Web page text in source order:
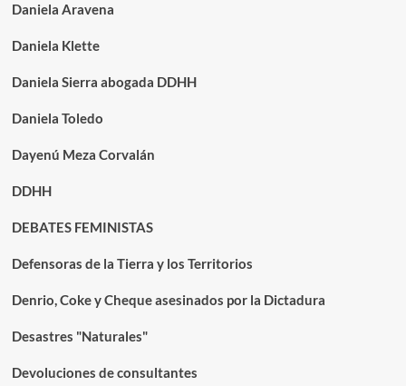
Daniela Aravena
Daniela Klette
Daniela Sierra abogada DDHH
Daniela Toledo
Dayenú Meza Corvalán
DDHH
DEBATES FEMINISTAS
Defensoras de la Tierra y los Territorios
Denrio, Coke y Cheque asesinados por la Dictadura
Desastres "Naturales"
Devoluciones de consultantes